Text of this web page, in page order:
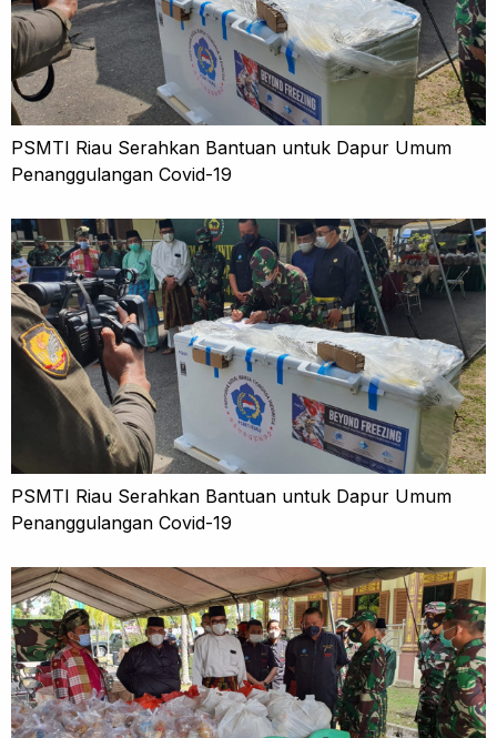
PSMTI Riau Serahkan Bantuan untuk Dapur Umum
Penanggulangan Covid-19
PSMTI Riau Serahkan Bantuan untuk Dapur Umum
Penanggulangan Covid-19